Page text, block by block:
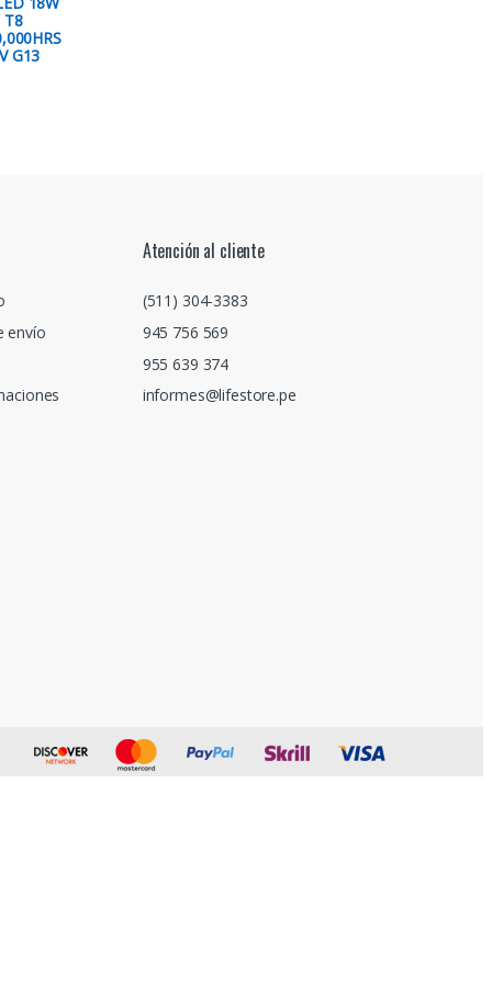
T8
G13
envío
Atención al cliente
(511) 304-3383
945 756 569
955 639 374
informes@lifestore.pe